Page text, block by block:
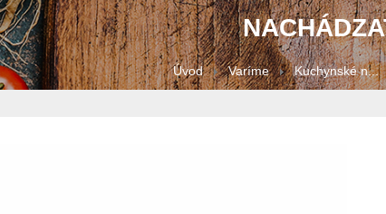
Úvod Varíme Kuchynské n...